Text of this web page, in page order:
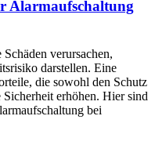
Alarmaufschaltung
verursachen,
darstellen. Eine
die sowohl den Schutz
erhöhen. Hier sind
bei